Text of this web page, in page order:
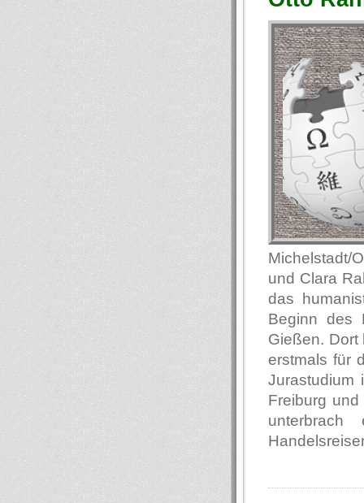
Michelstadt/
und Clara
das
Beginn des
Gießen. Dort
erstmals für
Jurastudium
Freiburg